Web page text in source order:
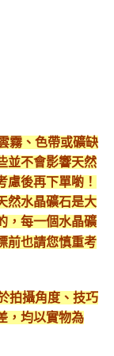
霧、色帶或礦缺
並不會影響天然
慮後再下單喲！
然水晶礦石是大
，每一個水晶礦
前也請您慎重考
拍攝角度、技巧
，均以實物為